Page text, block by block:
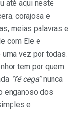
até aqui neste
corajosa e
meias palavras e
com Ele e
uma vez por todas,
tem por quem
“fé cega”nunca
enganoso dos
e